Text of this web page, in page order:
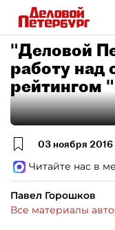
"Деловой
работу над
рейтингом
03 ноября 2016
Читайте нас в
Павел Горошков
Все материалы